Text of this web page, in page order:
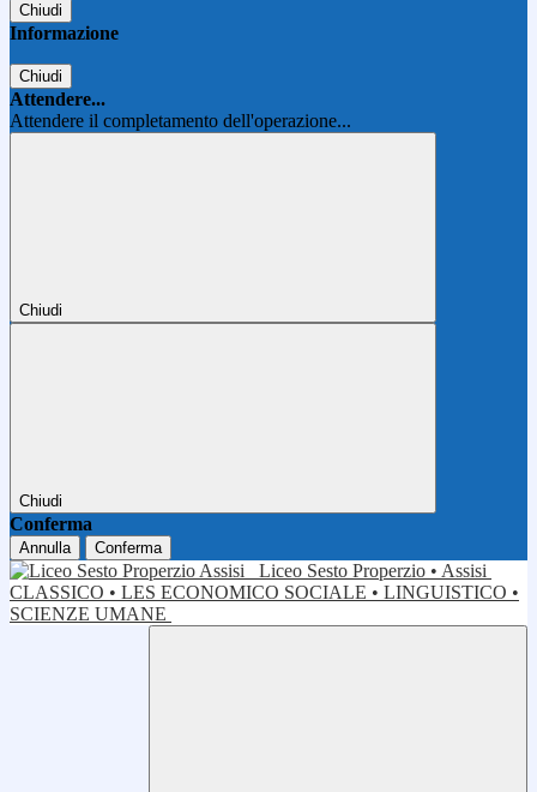
Chiudi
Informazione
Chiudi
Attendere...
Attendere il completamento dell'operazione...
Chiudi
Chiudi
Conferma
Annulla Conferma
Liceo Sesto Properzio • Assisi
CLASSICO • LES ECONOMICO SOCIALE • LINGUISTICO •
SCIENZE UMANE